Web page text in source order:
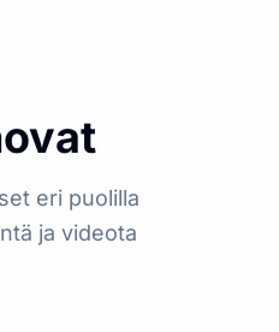
eri puolilla
ja videota